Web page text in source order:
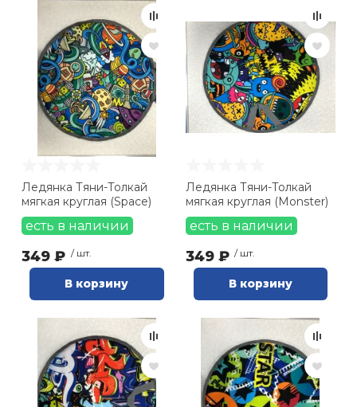
Аксессуары
йоги
Медболы
Ледянка Тяни-Толкай
мягкая круглая (Space)
есть в наличии
349 ₽ / шт.
В корзину
Ледянка Тяни-Толкай
мягкая круглая (Monster)
есть в наличии
349 ₽ / шт.
В корзину